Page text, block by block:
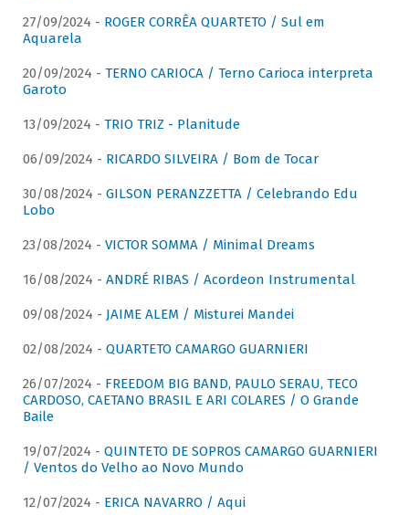
27/09/2024 - ROGER CORRÊA QUARTETO / Sul em
Aquarela
20/09/2024 - TERNO CARIOCA / Terno Carioca interpreta
Garoto
13/09/2024 - TRIO TRIZ - Planitude
06/09/2024 - RICARDO SILVEIRA / Bom de Tocar
30/08/2024 - GILSON PERANZZETTA / Celebrando Edu
Lobo
23/08/2024 - VICTOR SOMMA / Minimal Dreams
16/08/2024 - ANDRÉ RIBAS / Acordeon Instrumental
09/08/2024 - JAIME ALEM / Misturei Mandei
02/08/2024 - QUARTETO CAMARGO GUARNIERI
26/07/2024 - FREEDOM BIG BAND, PAULO SERAU, TECO
CARDOSO, CAETANO BRASIL E ARI COLARES / O Grande
Baile
19/07/2024 - QUINTETO DE SOPROS CAMARGO GUARNIERI
/ Ventos do Velho ao Novo Mundo
12/07/2024 - ERICA NAVARRO / Aqui